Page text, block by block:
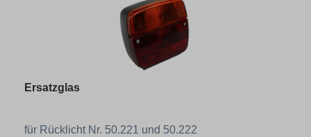
Ersatzglas
für Rücklicht Nr. 50.221 und 50.222